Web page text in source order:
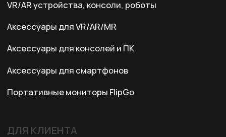
Казахстан, Алматы, ул. Карасай
3 этаж, 301 офис